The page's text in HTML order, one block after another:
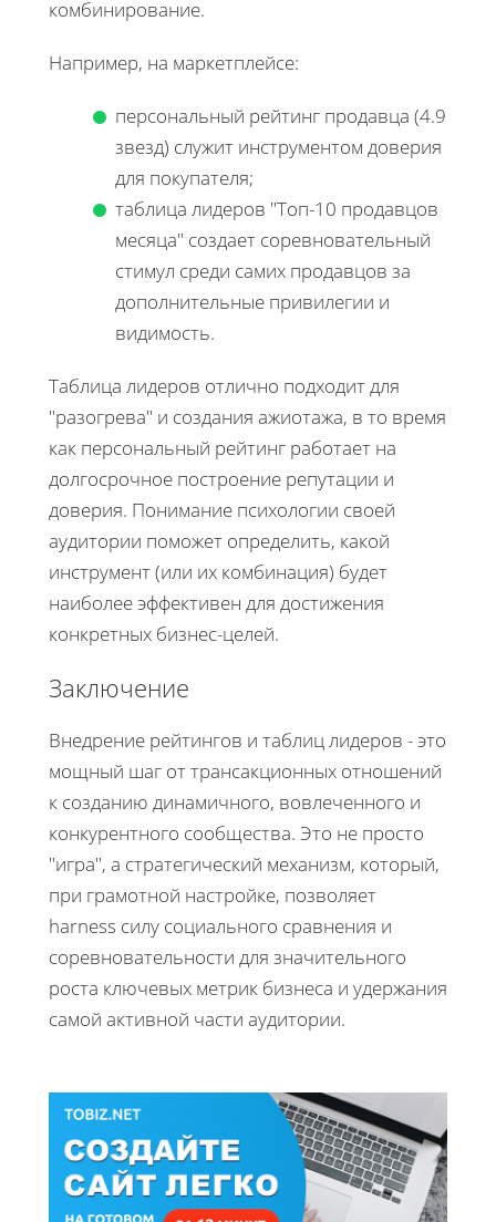
комбинирование.
Например, на маркетплейсе:
персональный рейтинг продавца (4.9
звезд) служит инструментом доверия
для покупателя;
таблица лидеров "Топ-10 продавцов
месяца" создает соревновательный
стимул среди самих продавцов за
дополнительные привилегии и
видимость.
Таблица лидеров отлично подходит для
"разогрева" и создания ажиотажа, в то время
как персональный рейтинг работает на
долгосрочное построение репутации и
доверия. Понимание психологии своей
аудитории поможет определить, какой
инструмент (или их комбинация) будет
наиболее эффективен для достижения
конкретных бизнес-целей.
Заключение
Внедрение рейтингов и таблиц лидеров - это
мощный шаг от трансакционных отношений
к созданию динамичного, вовлеченного и
конкурентного сообщества. Это не просто
"игра", а стратегический механизм, который,
при грамотной настройке, позволяет
harness силу социального сравнения и
соревновательности для значительного
роста ключевых метрик бизнеса и удержания
самой активной части аудитории.